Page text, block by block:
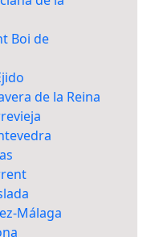
Boi de
de la Reina
Málaga